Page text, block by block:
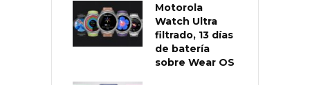
Motorola
Watch Ultra
filtrado, 13 días
de batería
sobre Wear OS